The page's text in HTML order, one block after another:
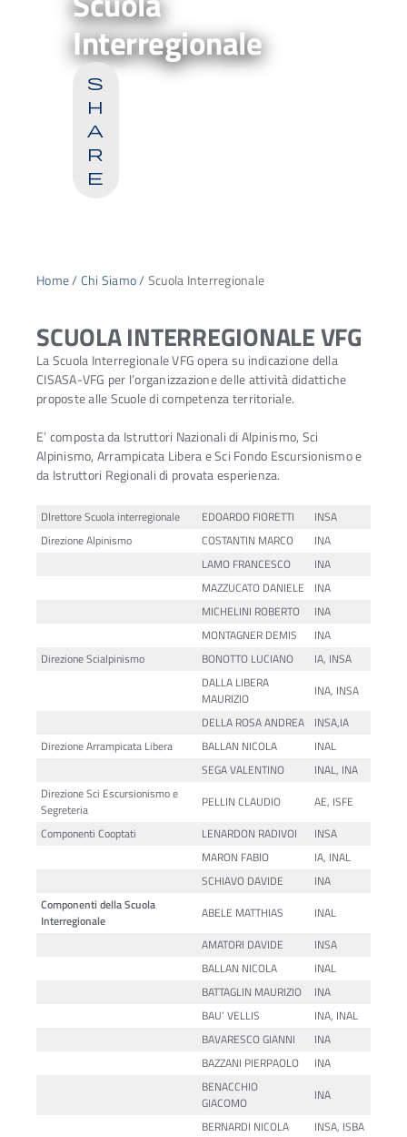
Interregionale
s
h
a
r
e
Home/Chi Siamo/Scuola Interregionale
SCUOLA INTERREGIONALE VFG
La Scuola Interregionale VFG opera su indicazione della
CISASA-VFG per l’organizzazione delle attività didattiche
proposte alle Scuole di competenza territoriale.
E’ composta da Istruttori Nazionali di Alpinismo, Sci
Alpinismo, Arrampicata Libera e Sci Fondo Escursionismo e
da Istruttori Regionali di provata esperienza.
DIrettore Scuola interregionale EDOARDO FIORETTI
INSA
Direzione Alpinismo
COSTANTIN MARCO
INA
LAMO FRANCESCO
INA
MAZZUCATO DANIELE
INA
MICHELINI ROBERTO
INA
MONTAGNER DEMIS
INA
Direzione Scialpinismo
BONOTTO LUCIANO
IA, INSA
DALLA LIBERA
MAURIZIO
INA, INSA
DELLA ROSA ANDREA
INSA,IA
Direzione Arrampicata Libera
BALLAN NICOLA
INAL
SEGA VALENTINO
INAL, INA
Direzione Sci Escursionismo e
Segreteria
PELLIN CLAUDIO
AE, ISFE
Componenti Cooptati
LENARDON RADIVOI
INSA
MARON FABIO
IA, INAL
SCHIAVO DAVIDE
INA
Componenti della Scuola
Interregionale
ABELE MATTHIAS
INAL
AMATORI DAVIDE
INSA
BALLAN NICOLA
INAL
BATTAGLIN MAURIZIO
INA
BAU’ VELLIS
INA, INAL
BAVARESCO GIANNI
INA
BAZZANI PIERPAOLO
INA
BENACCHIO
GIACOMO
INA
BERNARDI NICOLA
INSA, ISBA